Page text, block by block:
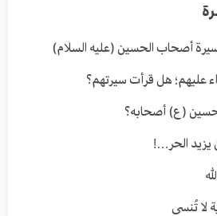
أصحاب الحسين (عليه السلام)
عليهم؛ هل قرأت سيرتهم؟
(ع) أصحابه؟
يزيد الحر…!
لا تُنسى